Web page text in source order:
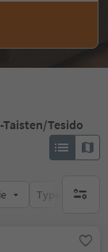
Taisten/Tesido
Type catering
geen